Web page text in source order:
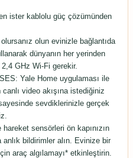
ister kablolu güç çözümünden
olun evinizle bağlantıda
dünyanın her yerinden
GHz Wi-Fi gerekir.
Yale Home uygulaması ile
video akışına istediğiniz
sevdiklerinizle gerçek
sensörleri ön kapınızın
anlık bildirimler alın. Evinize bir
araç algılamayı* etkinleştirin.